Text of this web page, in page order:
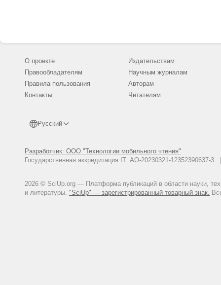
О проекте
Правообладателям
Правила пользования
Контакты
Русский
Разработчик: ООО "Технологии мобильного чтения"
Государственная аккредитация IT: АО-20230321-
2026 © SciUp.org — Платформа публикаций в области науки,
и литературы. "SciUp" — зарегистрированный товарный знак.
Издательствам
Научным журналам
Авторам
Читателям